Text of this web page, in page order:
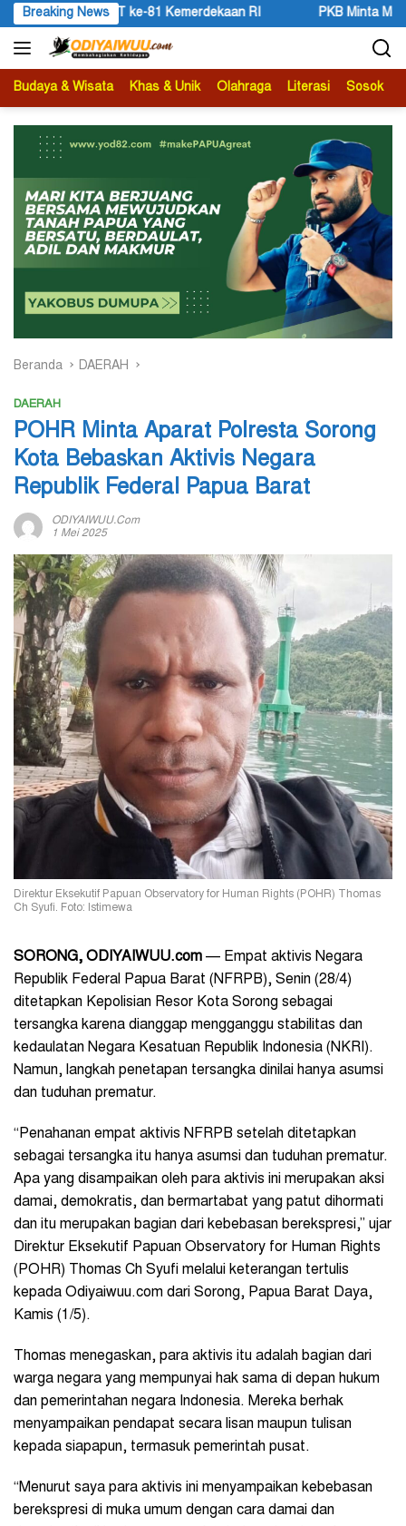
Langsung
ke
konten
Breaking News
RI PKB Minta Mendagri Tito Perhatikan
Budaya & Wisata Khas & Unik Olahraga Literasi Sosok
Beranda DAERAH
DAERAH
POHR Minta Aparat Polresta Sorong
Kota Bebaskan Aktivis Negara
Republik Federal Papua Barat
ODIYAIWUU.com
1 Mei 2025
Direktur Eksekutif Papuan Observatory for Human Rights (POHR) Thomas
Ch Syufi. Foto: Istimewa
SORONG, ODIYAIWUU.com — Empat aktivis Negara
Republik Federal Papua Barat (NFRPB), Senin (28/4)
ditetapkan Kepolisian Resor Kota Sorong sebagai
tersangka karena dianggap mengganggu stabilitas dan
kedaulatan Negara Kesatuan Republik Indonesia (NKRI).
Namun, langkah penetapan tersangka dinilai hanya asumsi
dan tuduhan prematur.
“Penahanan empat aktivis NFRPB setelah ditetapkan
sebagai tersangka itu hanya asumsi dan tuduhan prematur.
Apa yang disampaikan oleh para aktivis ini merupakan aksi
damai, demokratis, dan bermartabat yang patut dihormati
dan itu merupakan bagian dari kebebasan berekspresi,” ujar
Direktur Eksekutif Papuan Observatory for Human Rights
(POHR) Thomas Ch Syufi melalui keterangan tertulis
kepada Odiyaiwuu.com dari Sorong, Papua Barat Daya,
Kamis (1/5).
Thomas menegaskan, para aktivis itu adalah bagian dari
warga negara yang mempunyai hak sama di depan hukum
dan pemerintahan negara Indonesia. Mereka berhak
menyampaikan pendapat secara lisan maupun tulisan
kepada siapapun, termasuk pemerintah pusat.
“Menurut saya para aktivis ini menyampaikan kebebasan
berekspresi di muka umum dengan cara damai dan